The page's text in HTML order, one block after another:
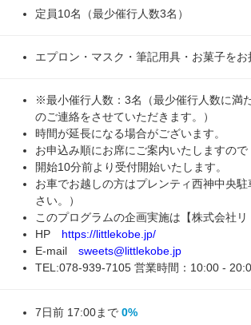
定員10名（最少催行人数3名）
エプロン・マスク・筆記用具・お菓子を
※最小催行人数：3名（最少催行人数に満
のご連絡をさせていただきます。）
時間が延長になる場合がございます。
お申込み順にお席にご案内いたしますの
開始10分前より受付開始いたします。
お車でお越しの方はプレンティ西神中央
さい。）
このプログラムの企画実施は【株式会社リ
HP https://littlekobe.jp/
E-mail sweets@littlekobe.jp
TEL:078-939-7105 営業時間：10:00 -
7日前 17:00まで 0%